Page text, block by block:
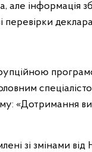
але інформація
«Дотримання
зі змінами